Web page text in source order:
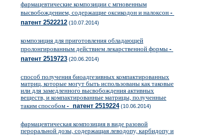
фармацевтические композиции с мгновенным
высвобождением, содержащие оксикодон и налоксон -
патент 2522212 (10.07.2014)
композиция для приготовления обладающей
пролонгированным действием лекарственной формы -
патент 2519723 (20.06.2014)
способ получения биоадгезивных компактированных
матриц, которые могут быть использованы как таковые
или для замедленного высвобождения активных
веществ, и компактированные матрицы, полученные
таким способом - патент 2519224(10.06.2014)
фармацевтическая композиция в виде разовой
пероральной дозы, содержащая леводопу, карбидопу и